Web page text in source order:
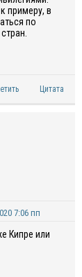
примеру, в
по
Цитата
7:06 пп
Кипре или